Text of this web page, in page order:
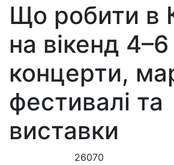
Що робити в
на вікенд
концерти,
фестивалі та
виставки
26070